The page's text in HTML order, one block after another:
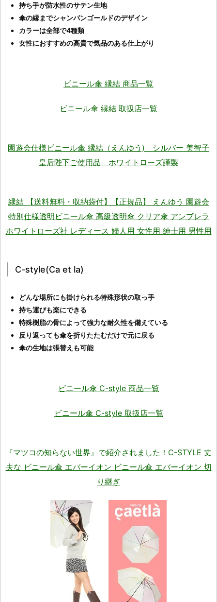
持ち手が防水性のサテン生地
傘の縁までシャンパンゴールドのデザイン
カラーは全部で4種類
女性におすすめの高貴で気品のある仕上がり
ビニール傘 縁結 商品一覧
ビニール傘 縁結 取扱店一覧
園遊会仕様ビニール傘 縁結（えんゆう) シルバー 美智子
皇后陛下ご使用品 ホワイトローズ謹製
縁結 【送料無料・収納袋付】【正規品】 えんゆう 園遊会
特別仕様透明ビニール傘 高級透明傘 クリア傘 アンブレラ
ホワイトローズ社 レディース 婦人用 女性用 紳士用 男性用
C-style(Ca et la)
どんな場所にも掛けられる特殊形状の取っ手
持ち運びも楽にできる
特殊樹脂の骨によって強力な耐久性を備えている
反り返っても傘を折りたたむだけで元に戻る
傘の生地は張替えも可能
ビニール傘 C-style 商品一覧
ビニール傘 C-style 取扱店一覧
『マツコの知らない世界』で紹介されました！C-STYLE 丈
夫な ビニール傘 エバーイオン ビニール傘 エバーイオン 切
り継ぎ